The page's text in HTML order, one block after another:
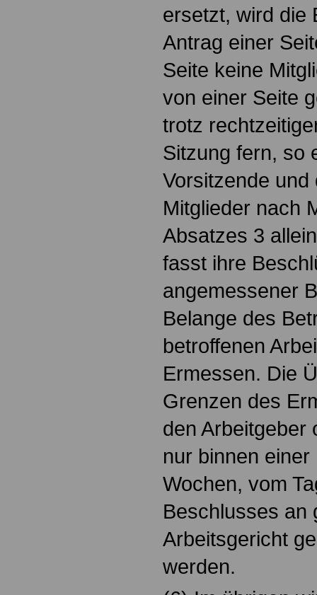
ersetzt, wird die
Antrag einer
Seite keine
von einer Seite
trotz
Sitzung fern, so
Vorsitzende
Mitglieder nach
Absatzes 3
fasst ihre
angemessener
Belange des
betroffenen
Ermessen. Die
Grenzen des
den Arbeitgeber
nur binnen
Wochen, vom
Beschlusses an
Arbeitsgericht
werden.